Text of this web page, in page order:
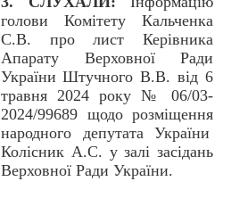
голови Комітету Кальченка
С.В. про лист Керівника
Апарату Верховної Ради
України Штучного В.В. від 6
травня 2024 року № 06/03-
2024/99689 щодо розміщення
народного депутата України
Колісник А.С. у залі засідань
Верховної Ради України.